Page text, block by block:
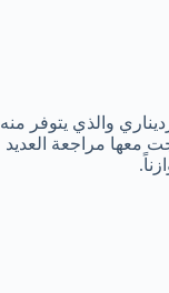
1٪ في السكوالين من ذا أورديناري والذي يتوفر منه
معها مراجعة العديد